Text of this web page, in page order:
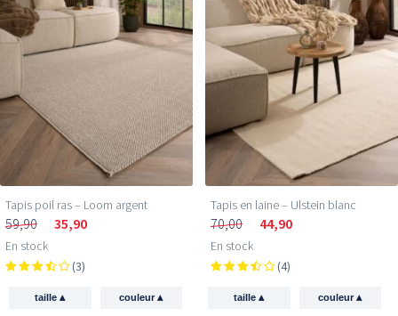
Tapis poil ras​ – Loom argent
59,90 35,90
En stock
(3)
taille▴ couleur▴
Tapis en laine – Ulstein blanc
70,00 44,90
En stock
(4)
taille▴ couleur▴